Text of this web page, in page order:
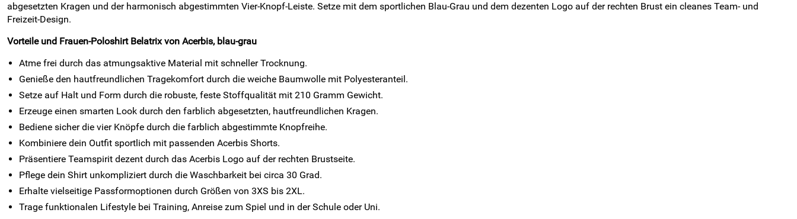
abgesetzten Kragen und der harmonisch abgestimmten Vier-Knopf-Leiste. Setze mit dem sportlichen Blau-Grau und dem dezenten Logo auf der rechten Brust ein cleanes Team- und
Freizeit-Design.
Vorteile und Frauen-Poloshirt Belatrix von Acerbis, blau-grau
Atme frei durch das atmungsaktive Material mit schneller Trocknung.
Genieße den hautfreundlichen Tragekomfort durch die weiche Baumwolle mit Polyesteranteil.
Setze auf Halt und Form durch die robuste, feste Stoffqualität mit 210 Gramm Gewicht.
Erzeuge einen smarten Look durch den farblich abgesetzten, hautfreundlichen Kragen.
Bediene sicher die vier Knöpfe durch die farblich abgestimmte Knopfreihe.
Kombiniere dein Outfit sportlich mit passenden Acerbis Shorts.
Präsentiere Teamspirit dezent durch das Acerbis Logo auf der rechten Brustseite.
Pflege dein Shirt unkompliziert durch die Waschbarkeit bei circa 30 Grad.
Erhalte vielseitige Passformoptionen durch Größen von 3XS bis 2XL.
Trage funktionalen Lifestyle bei Training, Anreise zum Spiel und in der Schule oder Uni.